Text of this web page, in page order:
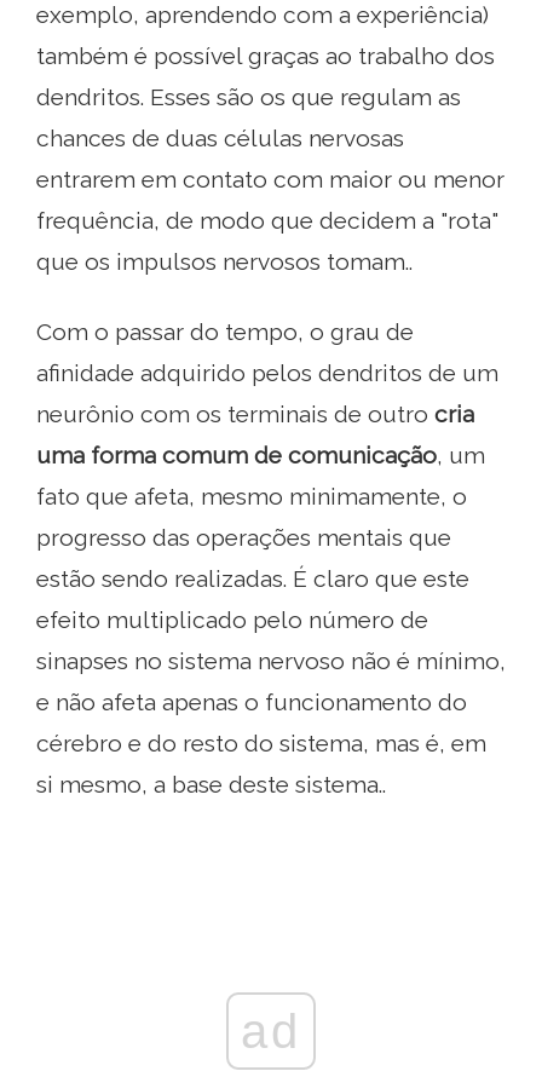
exemplo, aprendendo com a experiência)
também é possível graças ao trabalho dos
dendritos. Esses são os que regulam as
chances de duas células nervosas
entrarem em contato com maior ou menor
frequência, de modo que decidem a "rota"
que os impulsos nervosos tomam..
Com o passar do tempo, o grau de
afinidade adquirido pelos dendritos de um
neurônio com os terminais de outro cria
uma forma comum de comunicação, um
fato que afeta, mesmo minimamente, o
progresso das operações mentais que
estão sendo realizadas. É claro que este
efeito multiplicado pelo número de
sinapses no sistema nervoso não é mínimo,
e não afeta apenas o funcionamento do
cérebro e do resto do sistema, mas é, em
si mesmo, a base deste sistema..
ad